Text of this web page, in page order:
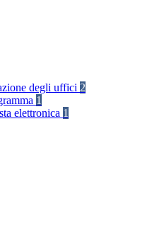
degli uffici 2
1
elettronica 1